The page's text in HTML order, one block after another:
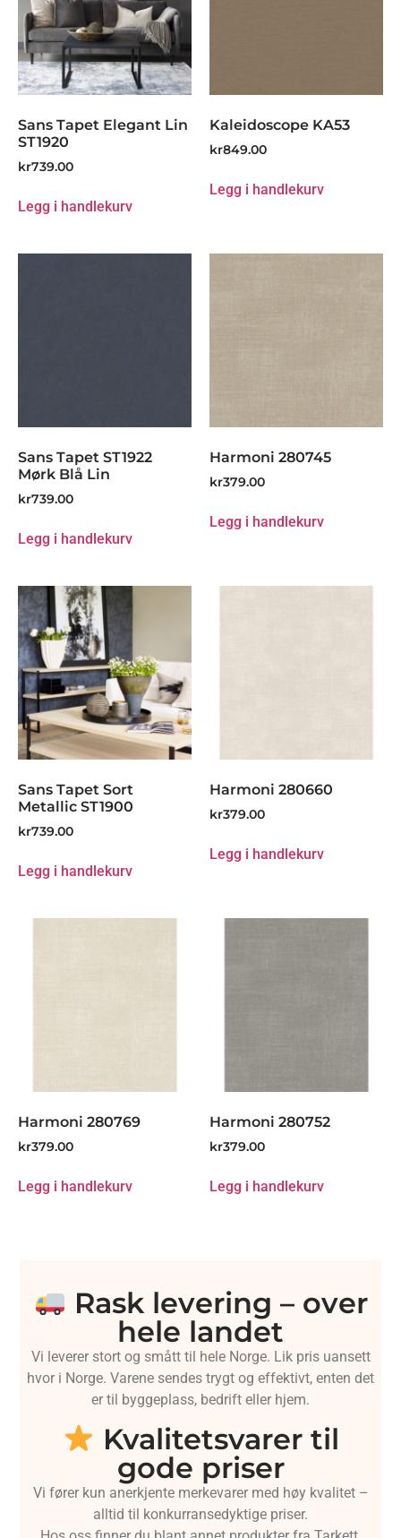
Sans Tapet Elegant Lin
ST1920
kr739.00
Legg i handlekurv
Kaleidoscope KA53
kr849.00
Legg i handlekurv
Sans Tapet ST1922
Mørk Blå Lin
kr739.00
Legg i handlekurv
Harmoni 280745
kr379.00
Legg i handlekurv
Sans Tapet Sort
Metallic ST1900
kr739.00
Legg i handlekurv
Harmoni 280660
kr379.00
Legg i handlekurv
Harmoni 280769
kr379.00
Legg i handlekurv
Harmoni 280752
kr379.00
Legg i handlekurv
Rask levering – over
hele landet
Vi leverer stort og smått til hele Norge. Lik pris uansett
hvor i Norge. Varene sendes trygt og effektivt, enten det
er til byggeplass, bedrift eller hjem.
Kvalitetsvarer til
gode priser
Vi fører kun anerkjente merkevarer med høy kvalitet –
alltid til konkurransedyktige priser.